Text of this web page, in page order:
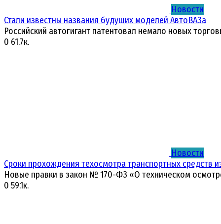
Новости
Стали известны названия будущих моделей АвтоВАЗа
Российский автогигант патентовал немало новых
0 61.7к.
Новости
Сроки прохождения техосмотра транспортных средств
Новые правки в закон № 170-ФЗ «О техническом
0 59.1к.